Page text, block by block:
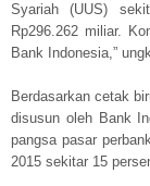
Syariah (UUS)
Rp296.262 miliar.
Bank Indonesia,”
Berdasarkan cetak
disusun oleh Bank
pangsa pasar
2015 sekitar 15